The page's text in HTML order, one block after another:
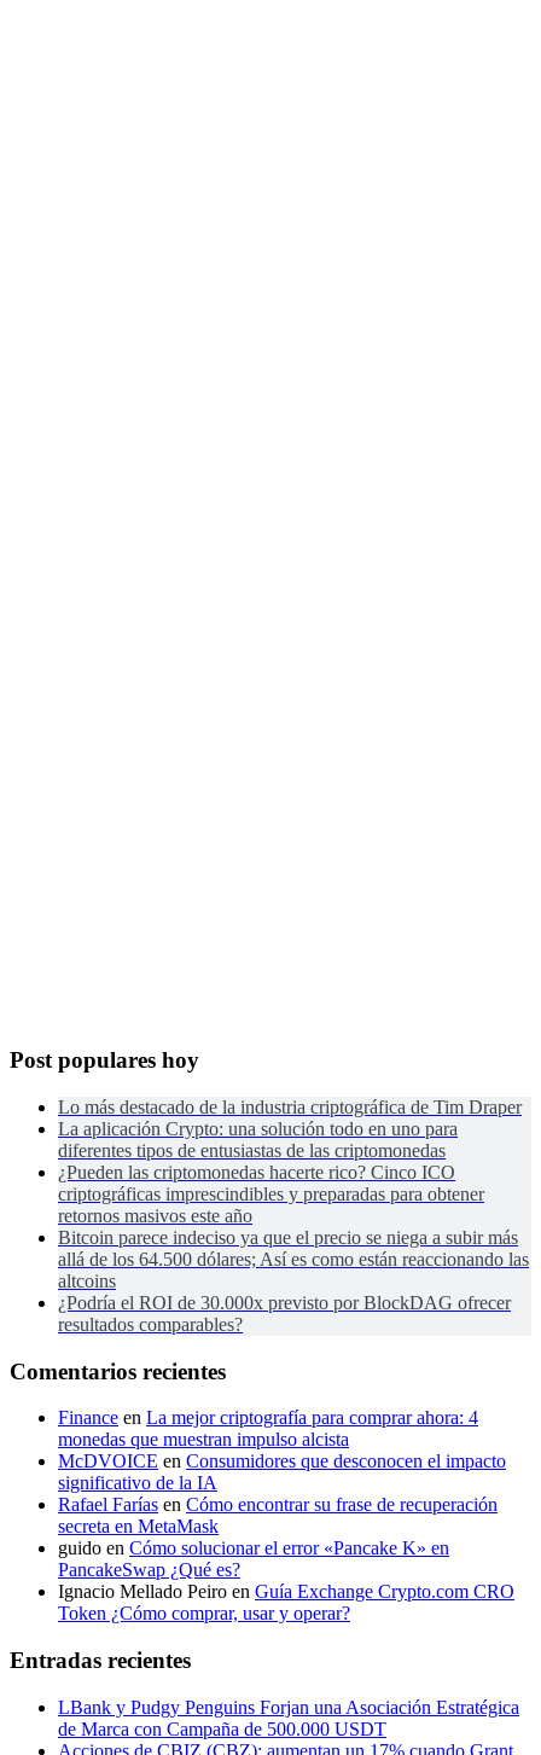
Post populares hoy
Lo más destacado de la industria criptográfica de Tim Draper
La aplicación Crypto: una solución todo en uno para
diferentes tipos de entusiastas de las criptomonedas
¿Pueden las criptomonedas hacerte rico? Cinco ICO
criptográficas imprescindibles y preparadas para obtener
retornos masivos este año
Bitcoin parece indeciso ya que el precio se niega a subir más
allá de los 64.500 dólares; Así es como están reaccionando las
altcoins
¿Podría el ROI de 30.000x previsto por BlockDAG ofrecer
resultados comparables?
Comentarios recientes
Finance en La mejor criptografía para comprar ahora: 4
monedas que muestran impulso alcista
McDVOICE en Consumidores que desconocen el impacto
significativo de la IA
Rafael Farías en Cómo encontrar su frase de recuperación
secreta en MetaMask
guido en Cómo solucionar el error «Pancake K» en
PancakeSwap ¿Qué es?
Ignacio Mellado Peiro en Guía Exchange Crypto.com CRO
Token ¿Cómo comprar, usar y operar?
Entradas recientes
LBank y Pudgy Penguins Forjan una Asociación Estratégica
de Marca con Campaña de 500.000 USDT
Acciones de CBIZ (CBZ): aumentan un 17% cuando Grant